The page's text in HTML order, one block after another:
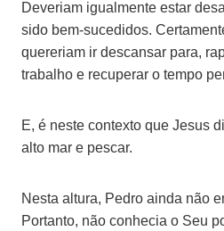
Deveriam igualmente estar
sido bem-sucedidos.
quereriam ir descansar para,
trabalho e recuperar o tempo
E, é neste contexto que Jesus
alto mar e pescar.
Nesta altura, Pedro ainda não
Portanto, não conhecia o Seu